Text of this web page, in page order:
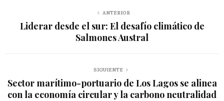
ANTERIOR
Liderar desde el sur: El desafío climático de
Salmones Austral
SIGUIENTE
Sector marítimo-portuario de Los Lagos se alinea
con la economía circular y la carbono neutralidad